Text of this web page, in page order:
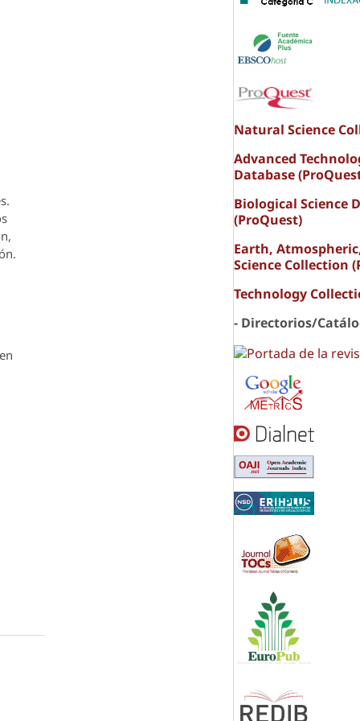
Natural Science
Advanced
Database
Biological Science
(ProQuest)
Earth,
Science Collection
Technology
- Directorios/